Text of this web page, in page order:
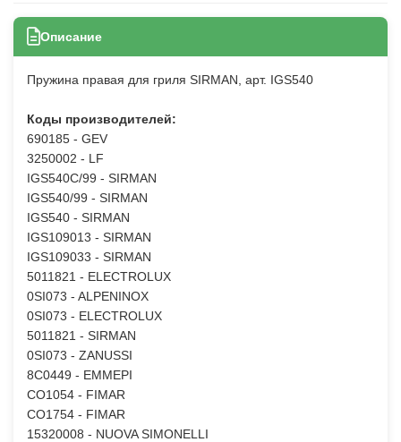
Описание
Пружина правая для гриля SIRMAN, арт. IGS540
Коды производителей:
690185 - GEV
3250002 - LF
IGS540C/99 - SIRMAN
IGS540/99 - SIRMAN
IGS540 - SIRMAN
IGS109013 - SIRMAN
IGS109033 - SIRMAN
5011821 - ELECTROLUX
0SI073 - ALPENINOX
0SI073 - ELECTROLUX
5011821 - SIRMAN
0SI073 - ZANUSSI
8C0449 - EMMEPI
CO1054 - FIMAR
CO1754 - FIMAR
15320008 - NUOVA SIMONELLI